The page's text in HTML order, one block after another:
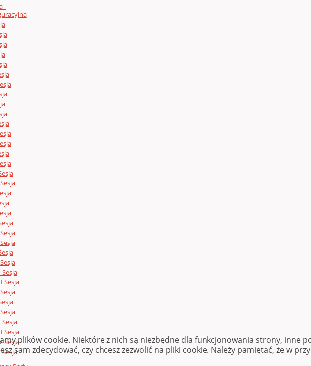
-
Sesja
Sesja
Sesja
Sesja
Sesja
Sesja
plików cookie. Niektóre z nich są niezbędne dla funkcjonowania strony, inne
sam zdecydować, czy chcesz zezwolić na pliki cookie. Należy pamiętać, że w